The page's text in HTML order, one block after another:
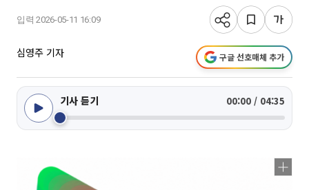
입력 2026-05-11 16:09
심영주 기자 구글 선호매체 추가
기사 듣기 00:00 / 04:35